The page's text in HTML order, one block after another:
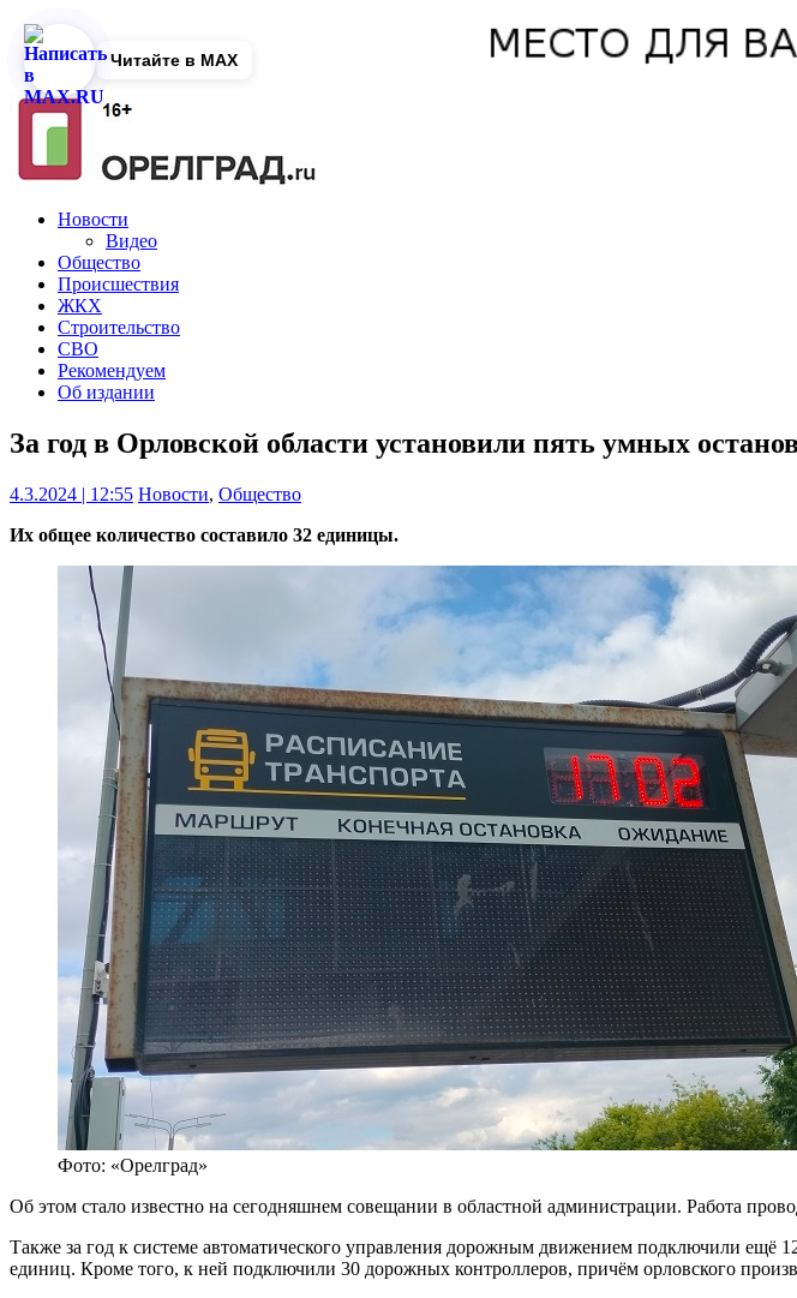
Новости
Видео
Общество
Происшествия
ЖКХ
Строительство
СВО
Рекомендуем
Об издании
За год в Орловской области установили пять умных
4.3.2024 | 12:55 Новости, Общество
Их общее количество составило 32 единицы.
Фото: «Орелград»
Об этом стало известно на сегодняшнем совещании в областной администрации. Работа
Также за год к системе автоматического управления дорожным движением подключили ещё
единиц. Кроме того, к ней подключили 30 дорожных контроллеров, причём орловского
Читайте в MAX